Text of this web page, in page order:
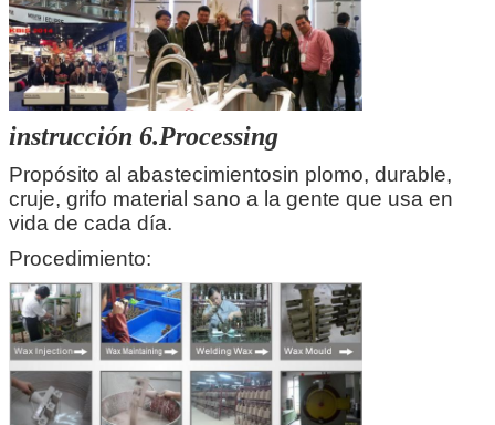
instrucción 6.Processing
Propósito al abastecimientosin plomo, durable,
cruje, grifo material sano a la gente que usa en
vida de cada día.
Procedimiento: